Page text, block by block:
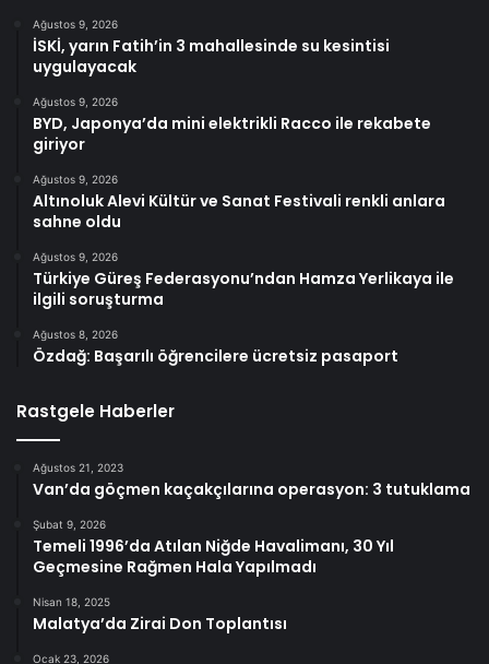
Ağustos 9, 2026
İSKİ, yarın Fatih’in 3 mahallesinde su kesintisi
uygulayacak
Ağustos 9, 2026
BYD, Japonya’da mini elektrikli Racco ile rekabete
giriyor
Ağustos 9, 2026
Altınoluk Alevi Kültür ve Sanat Festivali renkli anlara
sahne oldu
Ağustos 9, 2026
Türkiye Güreş Federasyonu’ndan Hamza Yerlikaya ile
ilgili soruşturma
Ağustos 8, 2026
Özdağ: Başarılı öğrencilere ücretsiz pasaport
Rastgele Haberler
Ağustos 21, 2023
Van’da göçmen kaçakçılarına operasyon: 3 tutuklama
Şubat 9, 2026
Temeli 1996’da Atılan Niğde Havalimanı, 30 Yıl
Geçmesine Rağmen Hala Yapılmadı
Nisan 18, 2025
Malatya’da Zirai Don Toplantısı
Ocak 23, 2026